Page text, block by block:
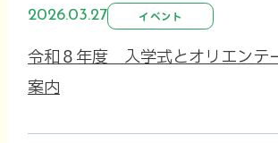
2026.03.27 イベント
令和８年度 入学式とオリエンテ
案内